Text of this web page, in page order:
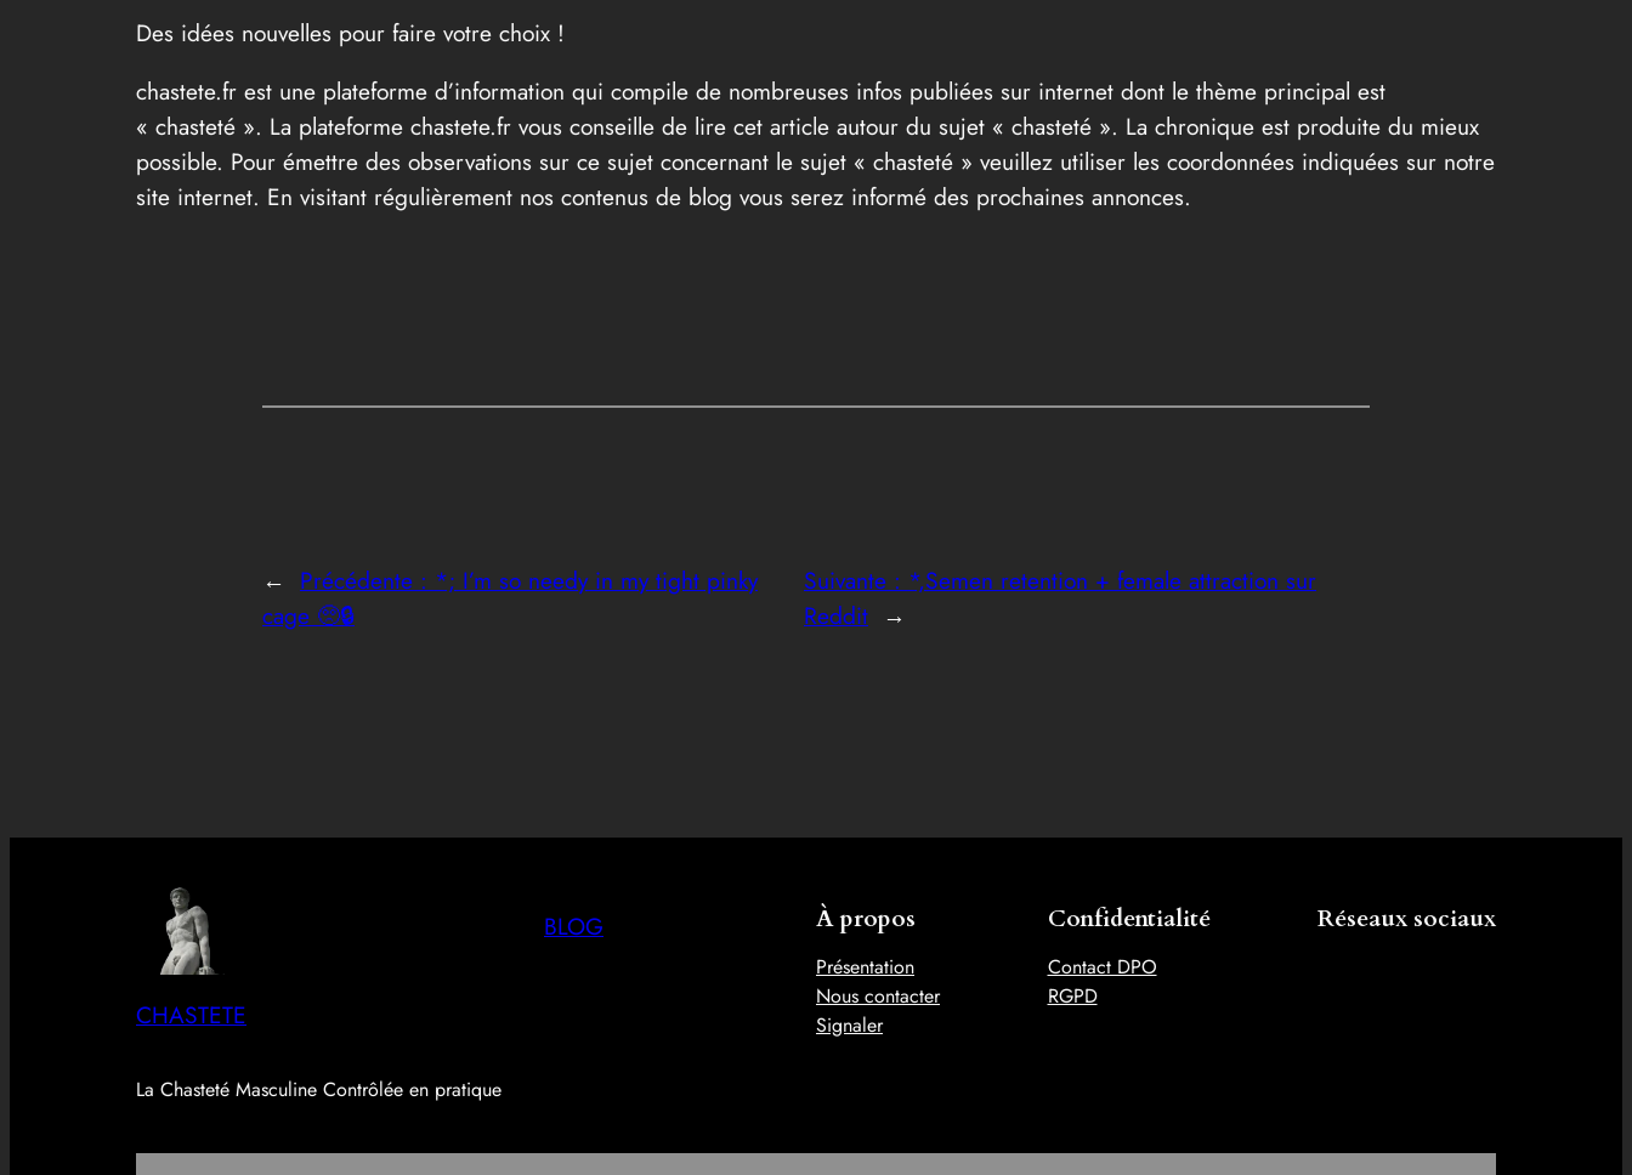
Des idées nouvelles pour faire votre choix !
chastete.fr est une plateforme d’information qui compile de nombreuses infos publiées sur internet dont le thème principal est
« chasteté ». La plateforme chastete.fr vous conseille de lire cet article autour du sujet « chasteté ». La chronique est produite du mieux
possible. Pour émettre des observations sur ce sujet concernant le sujet « chasteté » veuillez utiliser les coordonnées indiquées sur notre
site internet. En visitant régulièrement nos contenus de blog vous serez informé des prochaines annonces.
← Précédente : *; I’m so needy in my tight pinky
cage 🥺🔒
Suivante : *,Semen retention + female attraction sur
Reddit →
CHASTETE
La Chasteté Masculine Contrôlée en pratique
BLOG À propos
Présentation
Nous contacter
Signaler
Confidentialité
Contact DPO
RGPD
Réseaux sociaux